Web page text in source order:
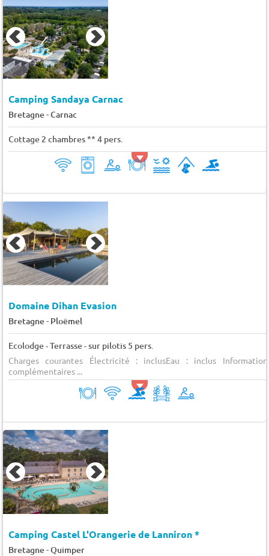
Camping Sandaya Carnac
Bretagne-Carnac
Cottage 2 chambres ** 4 pers.
Domaine Dihan Evasion
Bretagne- Ploëmel
Ecolodge - Terrasse - sur pilotis 5 pers.
Charges courantes Électricité : inclusEau : inclus
complémentaires ...
Camping Castel L'Orangerie de Lanniron *
Bretagne-Quimper